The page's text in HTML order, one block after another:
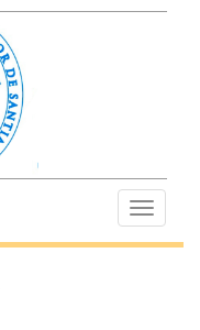
Toggle